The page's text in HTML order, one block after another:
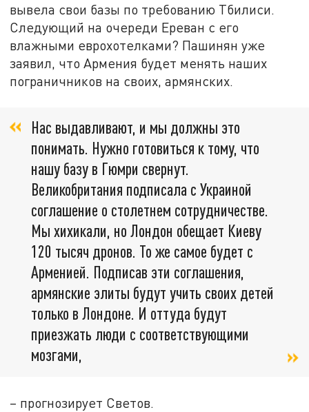
вывела свои базы по требованию Тбилиси.
Следующий на очереди Ереван с его
влажными еврохотелками? Пашинян уже
заявил, что Армения будет менять наших
пограничников на своих, армянских.
Нас выдавливают, и мы должны это
понимать. Нужно готовиться к тому, что
нашу базу в Гюмри свернут.
Великобритания подписала с Украиной
соглашение о столетнем сотрудничестве.
Мы хихикали, но Лондон обещает Киеву
120 тысяч дронов. То же самое будет с
Арменией. Подписав эти соглашения,
армянские элиты будут учить своих детей
только в Лондоне. И оттуда будут
приезжать люди с соответствующими
мозгами,
– прогнозирует Светов.